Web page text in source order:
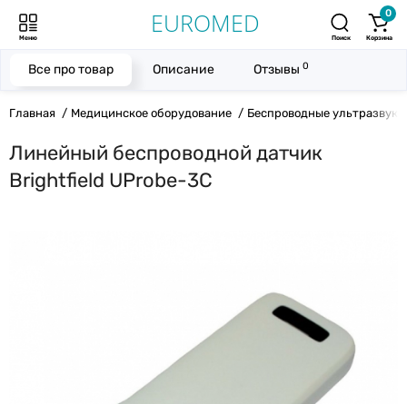
Меню Поиск
0
Корзина
Главная Медицинское оборудование Беспроводные
Линейный беспроводной датчик
Brightfield UProbe-3C
Все про товар Описание Отзывы 0